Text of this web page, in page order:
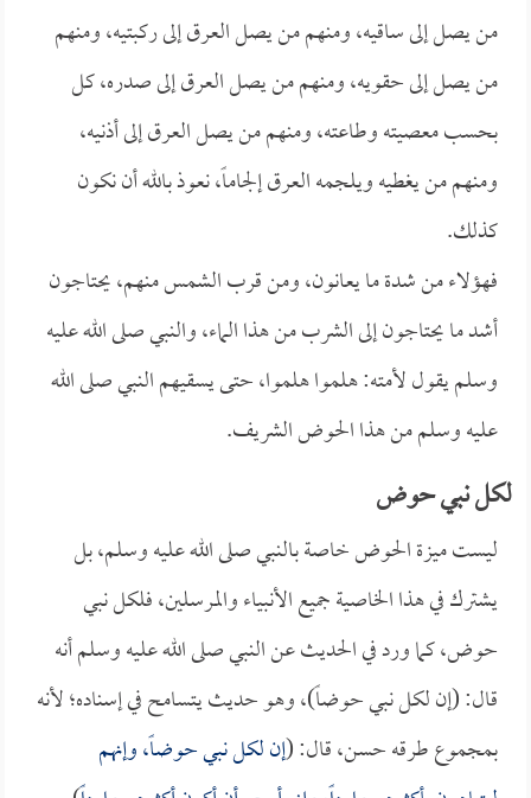
من يصل إلى ساقيه، ومنهم من يصل العرق إلى ركبتيه، ومنهم
من يصل إلى حقويه، ومنهم من يصل العرق إلى صدره، كل
بحسب معصيته وطاعته، ومنهم من يصل العرق إلى أذنيه،
ومنهم من يغطيه ويلجمه العرق إلجاماً، نعوذ بالله أن نكون
كذلك.
فهؤلاء من شدة ما يعانون، ومن قرب الشمس منهم، يحتاجون
أشد ما يحتاجون إلى الشرب من هذا الماء، والنبي صلى الله عليه
وسلم يقول لأمته: هلموا هلموا، حتى يسقيهم النبي صلى الله
عليه وسلم من هذا الحوض الشريف.
لكل نبي حوض
ليست ميزة الحوض خاصة بالنبي صلى الله عليه وسلم، بل
يشترك في هذا الخاصية جميع الأنبياء والمرسلين، فلكل نبي
حوض، كما ورد في الحديث عن النبي صلى الله عليه وسلم أنه
قال: (إن لكل نبي حوضاً)، وهو حديث يتسامح في إسناده؛ لأنه
بمجموع طرقه حسن، قال: (إن لكل نبي حوضاً، وإنهم